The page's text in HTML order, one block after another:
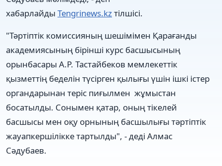
хабарлайды Tengrinews.kz тілшісі.
"Тәртіптік комиссияның шешімімен Қарағанды
академиясының бірінші курс басшысының
орынбасары А.Р. Тастайбеков мемлекеттік
қызметтің беделін түсірген қылығы үшін ішкі істер
органдарынан теріс пиғылмен жұмыстан
босатылды. Сонымен қатар, оның тікелей
басшысы мен оқу орнының басшылығы тәртіптік
жауапкершілікке тартылды", - деді Алмас
Сәдубаев.